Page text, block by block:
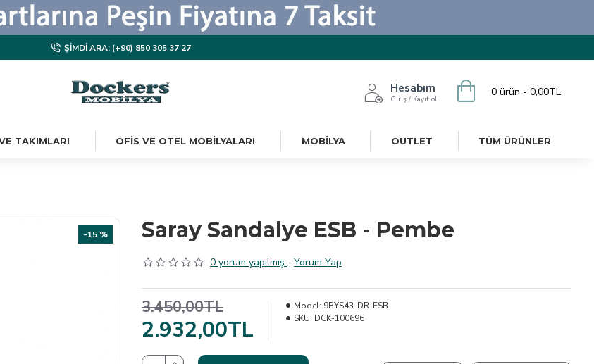
ŞIMDI ARA: (+90) 850 305 37 27
Hesabım
Giriş / Kayıt ol
0 ürün - 0,00TL
TAKIMLARI OFIS VE OTEL MOBILYALARI MOBILYA OUTLET TÜM ÜRÜNLER
-15 % Saray Sandalye ESB - Pembe
0 yorum yapılmış. -Yorum Yap
2.932,00TL
3.450,00TL Model: 9BYS43-DR-ESB
SKU: DCK-100696